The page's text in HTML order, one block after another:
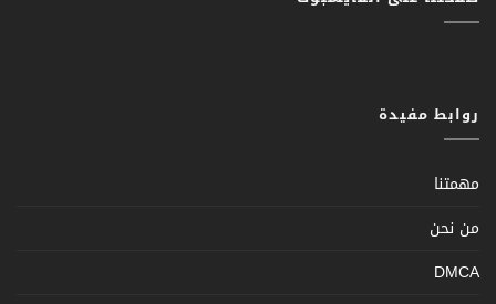
روابط مفيدة
مهمتنا
من نحن
DMCA